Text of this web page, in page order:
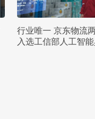
行业唯一 京东物流
入选工信部人工智